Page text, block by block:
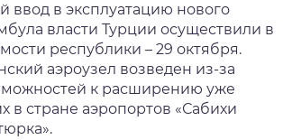
ввод в эксплуатацию нового
власти Турции осуществили в
республики – 29 октября.
аэроузел возведен из-за
к расширению уже
в стране аэропортов «Сабихи